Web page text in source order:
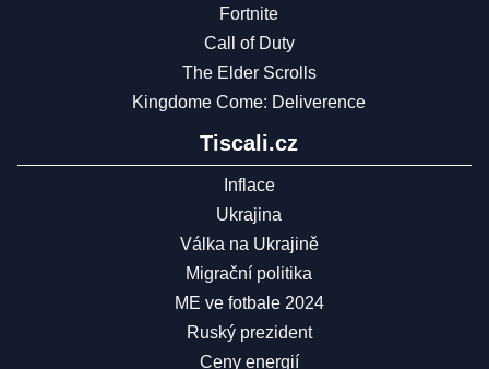
Fortnite
Call of Duty
The Elder Scrolls
Kingdome Come: Deliverence
Tiscali.cz
Inflace
Ukrajina
Válka na Ukrajině
Migrační politika
ME ve fotbale 2024
Ruský prezident
Ceny energií